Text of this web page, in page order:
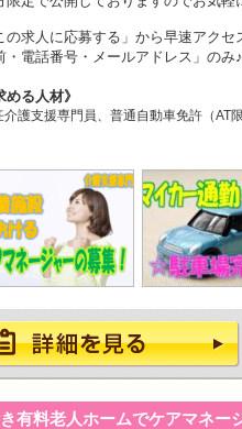
の求人に応募する」から早速アク
・電話番号・メールアドレス」のみ
める人材
介護支援専門員、普通自動車免許（AT
有料老人ホームでケアマネー